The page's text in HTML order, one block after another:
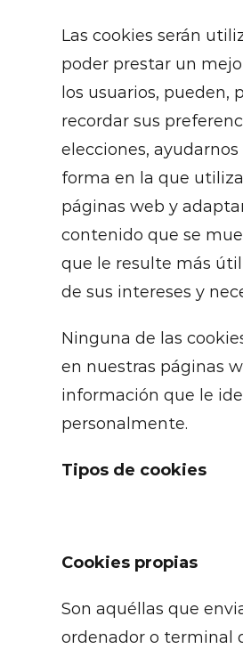
Las cookies serán
poder prestar un
los usuarios, pueden,
recordar sus
elecciones, ayudarnos
forma en la que
páginas web y
contenido que se
que le resulte más
de sus intereses y
Ninguna de las
en nuestras páginas
información que le
personalmente.
Tipos de cookies
Cookies propias
Son aquéllas que
ordenador o terminal